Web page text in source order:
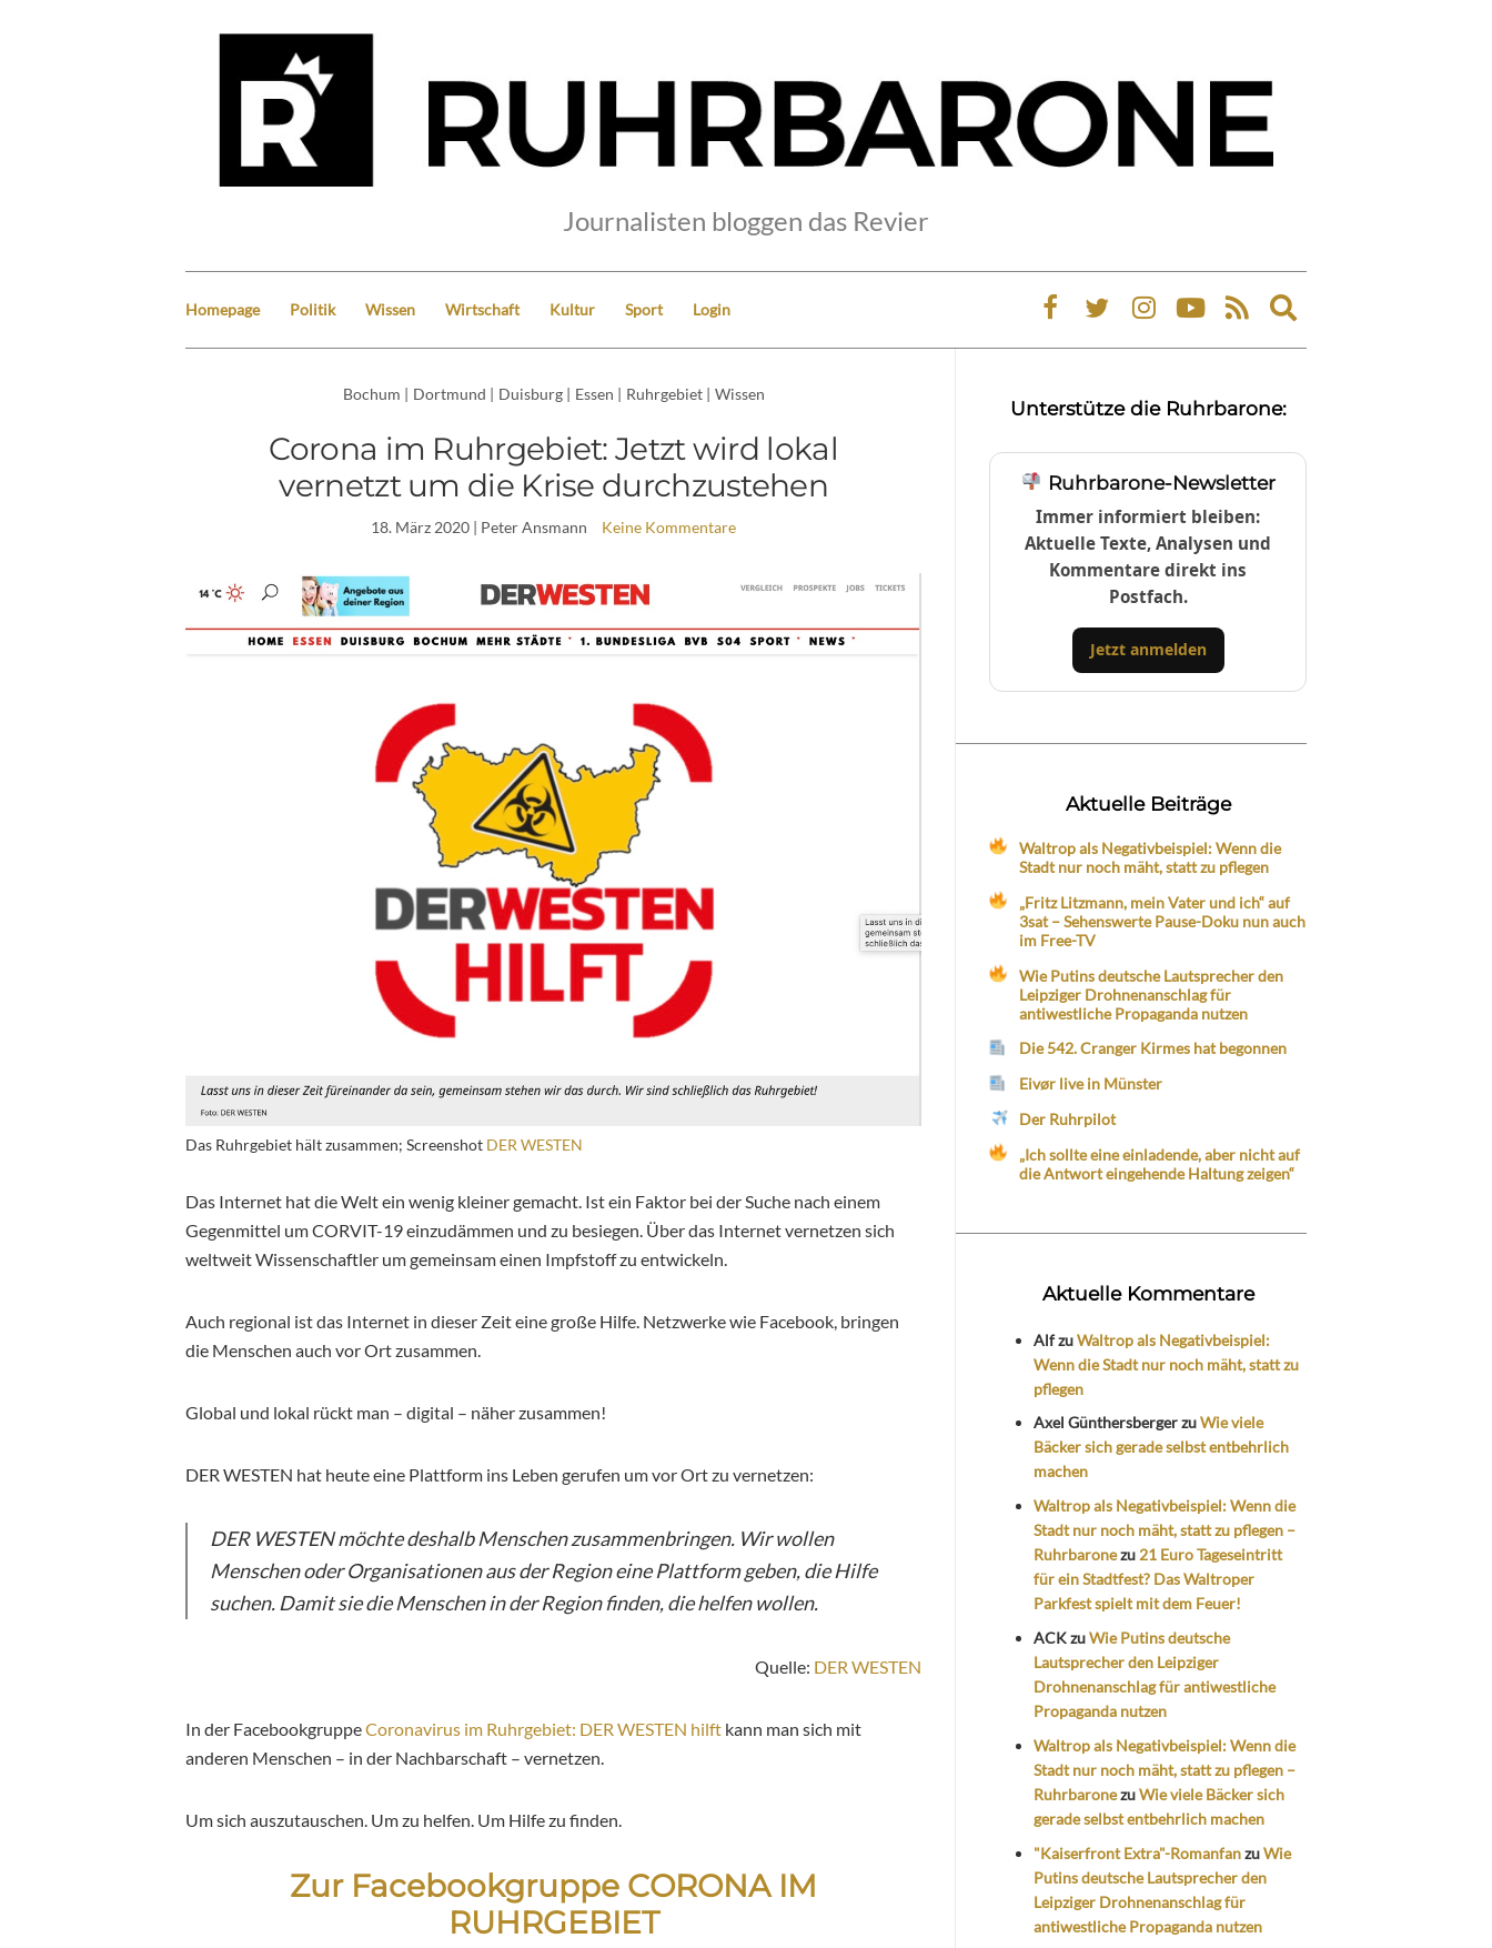
Journalisten bloggen das Revier
Homepage Politik Wissen Wirtschaft Kultur Sport Login
Expand
search
Bochum | Dortmund | Duisburg | Essen | Ruhrgebiet | Wissen
Corona im Ruhrgebiet: Jetzt wird lokal
vernetzt um die Krise durchzustehen
18. März 2020 | Peter Ansmann Keine Kommentare
Das Ruhrgebiet hält zusammen; Screenshot DER WESTEN
Das Internet hat die Welt ein wenig kleiner gemacht. Ist ein Faktor bei der Suche nach einem
Gegenmittel um CORVIT-19 einzudämmen und zu besiegen. Über das Internet vernetzen sich
weltweit Wissenschaftler um gemeinsam einen Impfstoff zu entwickeln.
Auch regional ist das Internet in dieser Zeit eine große Hilfe. Netzwerke wie Facebook, bringen
die Menschen auch vor Ort zusammen.
Global und lokal rückt man – digital – näher zusammen!
DER WESTEN hat heute eine Plattform ins Leben gerufen um vor Ort zu vernetzen:
DER WESTEN möchte deshalb Menschen zusammenbringen. Wir wollen
Menschen oder Organisationen aus der Region eine Plattform geben, die Hilfe
suchen. Damit sie die Menschen in der Region finden, die helfen wollen.
Quelle: DER WESTEN
In der FacebookgruppeCoronavirus im Ruhrgebiet: DER WESTEN hilft kann man sich mit
anderen Menschen – in der Nachbarschaft – vernetzen.
Um sich auszutauschen. Um zu helfen. Um Hilfe zu finden.
Zur Facebookgruppe CORONA IM
RUHRGEBIET
Unterstütze die Ruhrbarone:
Ruhrbarone-Newsletter
Immer informiert bleiben:
Aktuelle Texte, Analysen und
Kommentare direkt ins
Postfach.
Jetzt anmelden
Aktuelle Beiträge
Waltrop als Negativbeispiel: Wenn die
Stadt nur noch mäht, statt zu pflegen
„Fritz Litzmann, mein Vater und ich“ auf
3sat – Sehenswerte Pause-Doku nun auch
im Free-TV
Wie Putins deutsche Lautsprecher den
Leipziger Drohnenanschlag für
antiwestliche Propaganda nutzen
Die 542. Cranger Kirmes hat begonnen
Eivør live in Münster
Der Ruhrpilot
„Ich sollte eine einladende, aber nicht auf
die Antwort eingehende Haltung zeigen“
Aktuelle Kommentare
AlfzuWaltrop als Negativbeispiel:
Wenn die Stadt nur noch mäht, statt zu
pflegen
Axel GünthersbergerzuWie viele
Bäcker sich gerade selbst entbehrlich
machen
Waltrop als Negativbeispiel: Wenn die
Stadt nur noch mäht, statt zu pflegen –
Ruhrbaronezu 21 Euro Tageseintritt
für ein Stadtfest? Das Waltroper
Parkfest spielt mit dem Feuer!
ACKzuWie Putins deutsche
Lautsprecher den Leipziger
Drohnenanschlag für antiwestliche
Propaganda nutzen
Waltrop als Negativbeispiel: Wenn die
Stadt nur noch mäht, statt zu pflegen –
RuhrbaronezuWie viele Bäcker sich
gerade selbst entbehrlich machen
"Kaiserfront Extra"-RomanfanzuWie
Putins deutsche Lautsprecher den
Leipziger Drohnenanschlag für
antiwestliche Propaganda nutzen